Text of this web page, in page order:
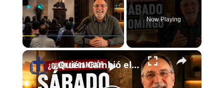
Play Unmute
Now Playing
×
¿Quién Cambió el Sábado al Domingo? | El Sábado Bíblico